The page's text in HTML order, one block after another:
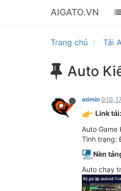
AIGATO.VN
Trang chủ Tải
Auto
admin 0:10,
Link tải:
Auto Game
Tình trạng:
Nền
Auto chạy